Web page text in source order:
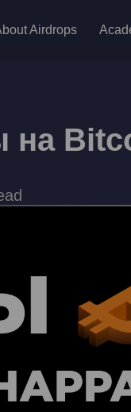
Airdrops
на